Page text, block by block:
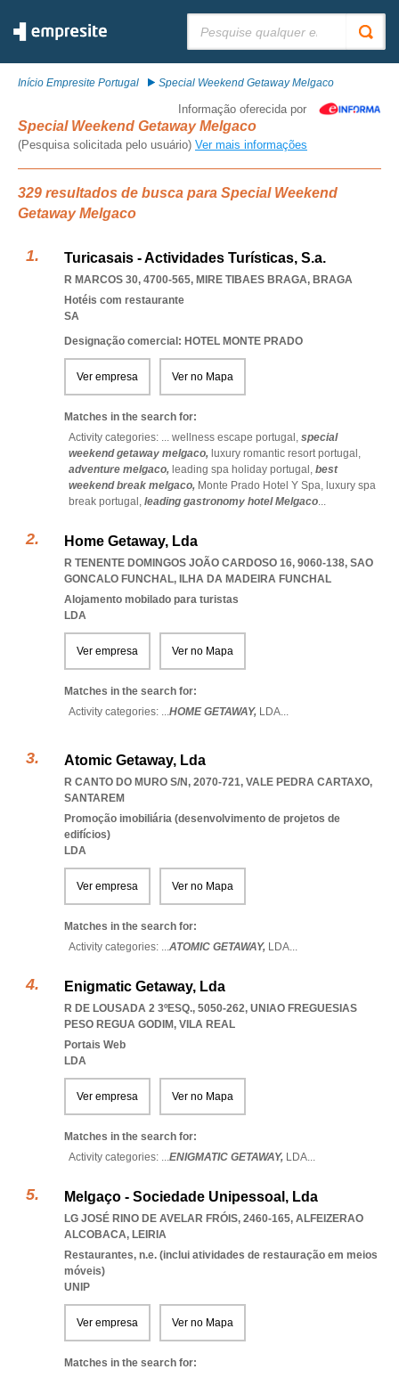
Início Empresite Portugal Special Weekend Getaway Melgaco
Informação oferecida por
Special Weekend Getaway Melgaco
(Pesquisa solicitada pelo usuário) Ver mais informações
329 resultados de busca para Special Weekend
Getaway Melgaco
Turicasais - Actividades Turísticas, S.a.
R MARCOS 30, 4700-565, MIRE TIBAES BRAGA, BRAGA
Hotéis com restaurante
SA
Designação comercial: HOTEL MONTE PRADO
Ver empresa Ver no Mapa
Matches in the search for:
Activity categories: ... wellness escape portugal, special
weekend getaway melgaco, luxury romantic resort portugal,
adventure melgaco, leading spa holiday portugal, best
weekend break melgaco, Monte Prado Hotel Y Spa, luxury spa
break portugal, leading gastronomy hotel Melgaco...
Home Getaway, Lda
R TENENTE DOMINGOS JOÃO CARDOSO 16, 9060-138, SAO
GONCALO FUNCHAL, ILHA DA MADEIRA FUNCHAL
Alojamento mobilado para turistas
LDA
Ver empresa Ver no Mapa
Matches in the search for:
Activity categories: ...HOME GETAWAY, LDA...
Atomic Getaway, Lda
R CANTO DO MURO S/N, 2070-721, VALE PEDRA CARTAXO,
SANTAREM
Promoção imobiliária (desenvolvimento de projetos de
edifícios)
LDA
Ver empresa Ver no Mapa
Matches in the search for:
Activity categories: ...ATOMIC GETAWAY, LDA...
Enigmatic Getaway, Lda
R DE LOUSADA 2 3ºESQ., 5050-262, UNIAO FREGUESIAS
PESO REGUA GODIM, VILA REAL
Portais Web
LDA
Ver empresa Ver no Mapa
Matches in the search for:
Activity categories: ...ENIGMATIC GETAWAY, LDA...
Melgaço - Sociedade Unipessoal, Lda
LG JOSÉ RINO DE AVELAR FRÓIS, 2460-165, ALFEIZERAO
ALCOBACA, LEIRIA
Restaurantes, n.e. (inclui atividades de restauração em meios
móveis)
UNIP
Ver empresa Ver no Mapa
Matches in the search for: